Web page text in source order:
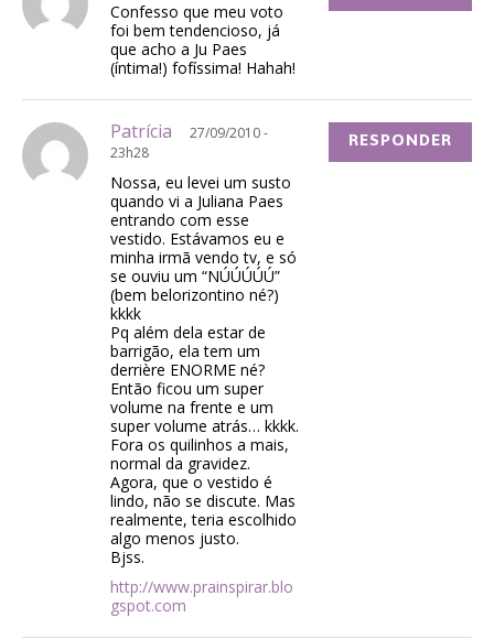
Confesso que meu voto
foi bem tendencioso, já
que acho a Ju Paes
(íntima!) fofíssima! Hahah!
Patrícia
27/09/2010 -
23h28
Nossa, eu levei um susto
quando vi a Juliana Paes
entrando com esse
vestido. Estávamos eu e
minha irmã vendo tv, e só
se ouviu um “NÚÚÚÚÚ”
(bem belorizontino né?)
kkkk
Pq além dela estar de
barrigão, ela tem um
derrière ENORME né?
Então ficou um super
volume na frente e um
super volume atrás… kkkk.
Fora os quilinhos a mais,
normal da gravidez.
Agora, que o vestido é
lindo, não se discute. Mas
realmente, teria escolhido
algo menos justo.
Bjss.
http://www.prainspirar.blo
gspot.com
RESPONDER